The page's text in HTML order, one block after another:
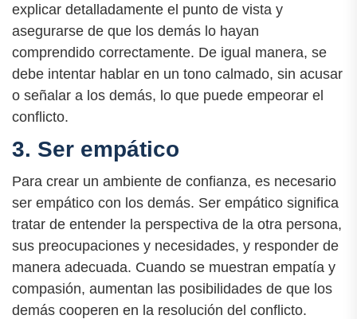
explicar detalladamente el punto de vista y
asegurarse de que los demás lo hayan
comprendido correctamente. De igual manera, se
debe intentar hablar en un tono calmado, sin acusar
o señalar a los demás, lo que puede empeorar el
conflicto.
3. Ser empático
Para crear un ambiente de confianza, es necesario
ser empático con los demás. Ser empático significa
tratar de entender la perspectiva de la otra persona,
sus preocupaciones y necesidades, y responder de
manera adecuada. Cuando se muestran empatía y
compasión, aumentan las posibilidades de que los
demás cooperen en la resolución del conflicto.